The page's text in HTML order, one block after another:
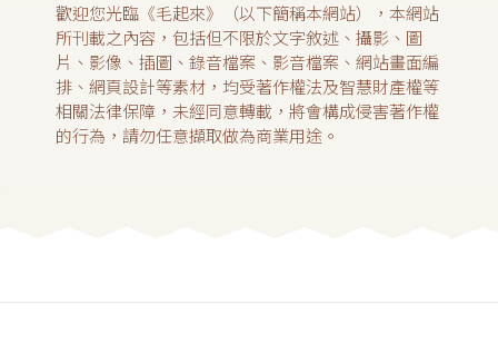
歡迎您光臨《毛起來》（以下簡稱本網站），本網站
所刊載之內容，包括但不限於文字敘述、攝影、圖
片、影像、插圖、錄音檔案、影音檔案、網站畫面編
排、網頁設計等素材，均受著作權法及智慧財產權等
相關法律保障，未經同意轉載，將會構成侵害著作權
的行為，請勿任意擷取做為商業用途。